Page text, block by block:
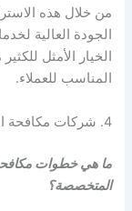
من خلال هذه
الجودة العالية
الخيار الأمثل
المناسب للعملاء.
4. شركات مكافحة الحشرات في جنوب سيناء
ما هي خطوات
المتخصصة؟